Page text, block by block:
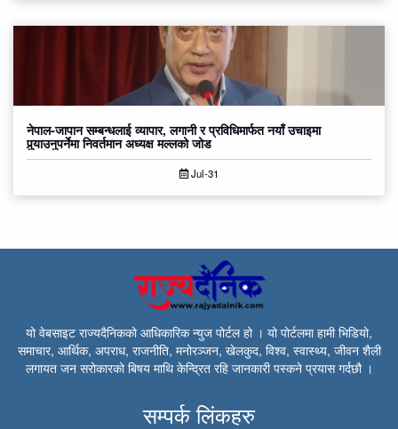
नेपाल-जापान सम्बन्धलाई व्यापार, लगानी र प्रविधिमार्फत नयाँ उचाइमा
पुर्‍याउनुपर्नेमा निवर्तमान अध्यक्ष मल्लको जोड
Jul-31
यो वेबसाइट राज्यदैनिकको आधिकारिक न्युज पोर्टल हो । यो पोर्टलमा हामी भिडियो,
समाचार, आर्थिक, अपराध, राजनीति, मनोरञ्जन, खेलकुद, विश्व, स्वास्थ्य, जीवन शैली
लगायत जन सरोकारको बिषय माथि केन्द्रित रहि जानकारी पस्कने प्रयास गर्दछौ ।
सम्पर्क लिंकहरु